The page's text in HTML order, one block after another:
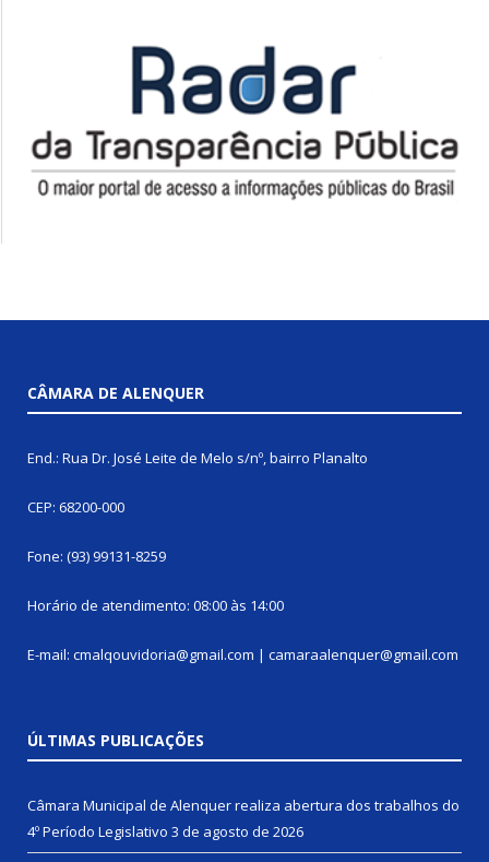
CÂMARA DE ALENQUER
End.: Rua Dr. José Leite de Melo s/nº, bairro Planalto
CEP: 68200-000
Fone: (93) 99131-8259
Horário de atendimento: 08:00 às 14:00
E-mail: cmalqouvidoria@gmail.com | camaraalenquer@gmail.com
ÚLTIMAS PUBLICAÇÕES
Câmara Municipal de Alenquer realiza abertura dos trabalhos do
4º Período Legislativo 3 de agosto de 2026